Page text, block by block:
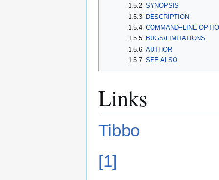
1.5.2 SYNOPSIS
1.5.3 DESCRIPTION
1.5.4 COMMAND−LINE
1.5.5 BUGS/LIMITATIONS
1.5.6 AUTHOR
1.5.7 SEE ALSO
Links
Tibbo
[1]